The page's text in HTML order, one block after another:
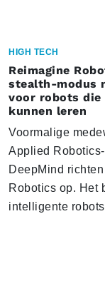
HIGH TECH
Reimagine
stealth-modus
voor robots die
kunnen leren
Voormalige
Applied
DeepMind
Robotics op. Het
intelligente